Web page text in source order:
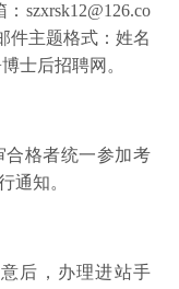
szxrsk12@126.co
件主题格式：姓名
士后招聘网。
合格者统一参加考
通知。
后，办理进站手